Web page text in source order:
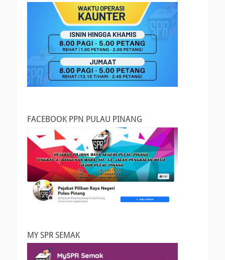
FACEBOOK PPN PULAU PINANG
MY SPR SEMAK